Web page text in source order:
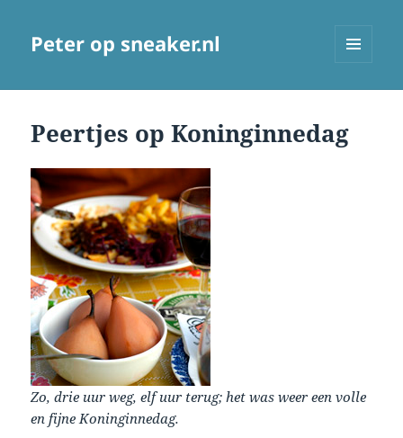
Peter op sneaker.nl
Peertjes op Koninginnedag
Zo, drie uur weg, elf uur terug; het was weer een volle
en fijne Koninginnedag.